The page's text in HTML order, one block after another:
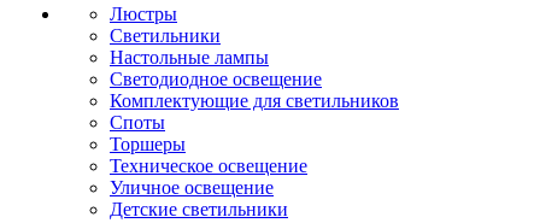
Люстры
Светильники
Настольные лампы
Светодиодное освещение
Комплектующие для светильников
Споты
Торшеры
Техническое освещение
Уличное освещение
Детские светильники